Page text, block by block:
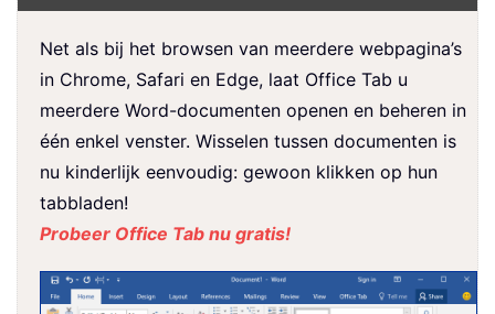
Net als bij het browsen van meerdere webpagina’s
in Chrome, Safari en Edge, laat Office Tab u
meerdere Word-documenten openen en beheren in
één enkel venster. Wisselen tussen documenten is
nu kinderlijk eenvoudig: gewoon klikken op hun
tabbladen!
Probeer Office Tab nu gratis!